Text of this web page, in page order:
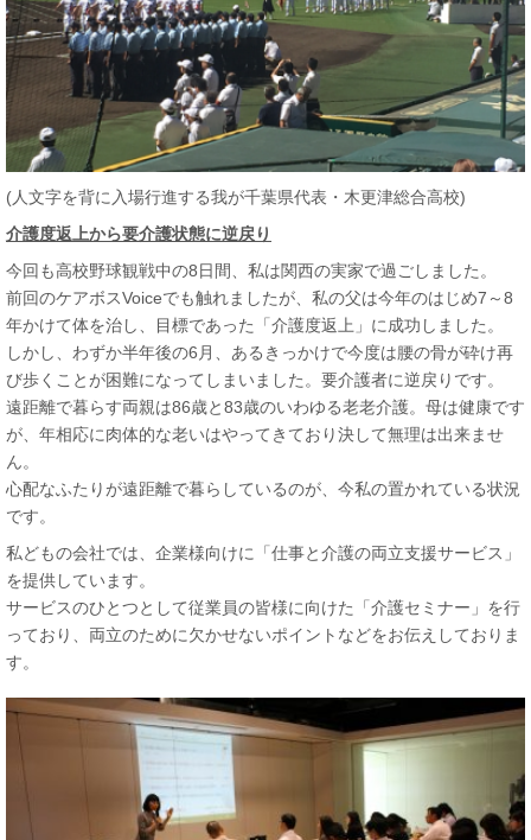
(人文字を背に入場行進する我が千葉県代表・木更津総合高校)
介護度返上から要介護状態に逆戻り
今回も高校野球観戦中の8日間、私は関西の実家で過ごしました。
前回のケアボスVoiceでも触れましたが、私の父は今年のはじめ7～8
年かけて体を治し、目標であった「介護度返上」に成功しました。
しかし、わずか半年後の6月、あるきっかけで今度は腰の骨が砕け再
び歩くことが困難になってしまいました。要介護者に逆戻りです。
遠距離で暮らす両親は86歳と83歳のいわゆる老老介護。母は健康です
が、年相応に肉体的な老いはやってきており決して無理は出来ませ
ん。
心配なふたりが遠距離で暮らしているのが、今私の置かれている状況
です。
私どもの会社では、企業様向けに「仕事と介護の両立支援サービス」
を提供しています。
サービスのひとつとして従業員の皆様に向けた「介護セミナー」を行
っており、両立のために欠かせないポイントなどをお伝えしておりま
す。